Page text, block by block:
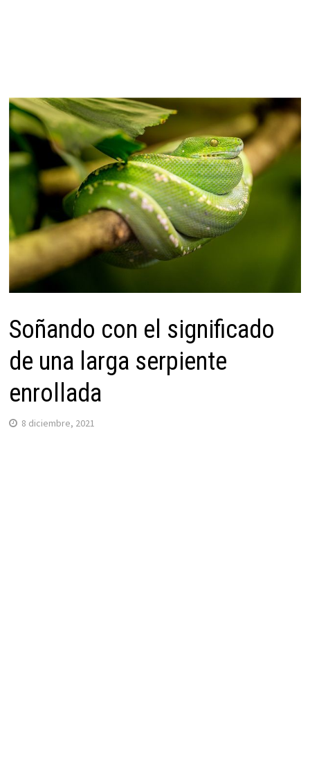
Soñando con el significado
de una larga serpiente
enrollada
8 diciembre, 2021